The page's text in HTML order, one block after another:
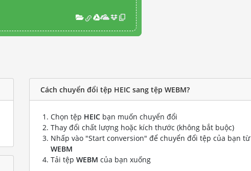
Cách chuyển đổi tệp HEIC sang tệp WEBM?
Chọn tệp HEIC bạn muốn chuyển đổi
Thay đổi chất lượng hoặc kích thước (không bắt buộc)
Nhấp vào "Start conversion" để chuyển đổi tệp của bạn từ
WEBM
Tải tệp WEBM của bạn xuống